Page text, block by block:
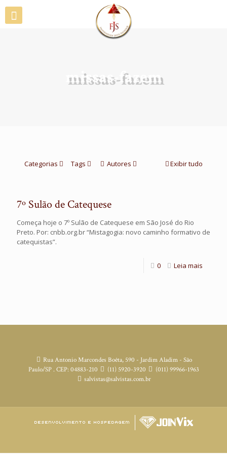
missas-fazem
Categorias Tags Autores Exibir tudo
7º Sulão de Catequese
Começa hoje o 7º Sulão de Catequese em São José do Rio
Preto. Por: cnbb.org.br “Mistagogia: novo caminho formativo de
catequistas”.
0 Leia mais
Rua Antonio Marcondes Boêta, 590 - Jardim Aladim - São
Paulo/SP . CEP: 04883-210
(11) 5920-3920
(011) 99966-1963
salvistas@salvistas.com.br